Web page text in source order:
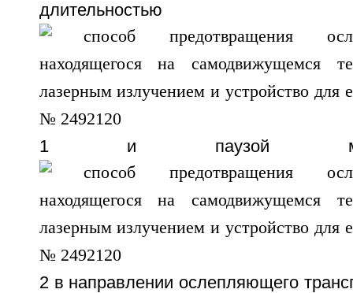
длительностью
1 и паузой
2 в направлении ослепляющего